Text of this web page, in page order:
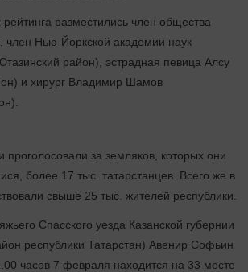
разместились член общества
член Нью-Йоркской академии наук
район), эстрадная певица Алсу
и хирург Владимир Шамов
проголосовали за земляков, которых они
более 17 тыс. татарстанцев. Всего же в
свыше 25 тыс. жителей республики.
Спасского уезда Казанской губернии
республики Татарстан) Авенир Софьин
часов 7 февраля находится на 33 месте